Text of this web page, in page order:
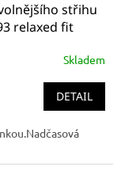
střihu
relaxed fit
Skladem
DETAIL